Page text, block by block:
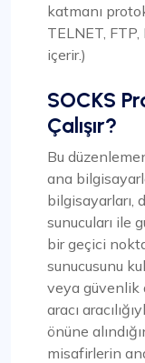
katmanı
TELNET, FTP,
içerir.)
SOCKS
Çalışır?
Bu
ana
bilgisayarları,
sunucuları ile
bir geçici
sunucusunu
veya güvenlik
aracı
önüne
misafirlerin